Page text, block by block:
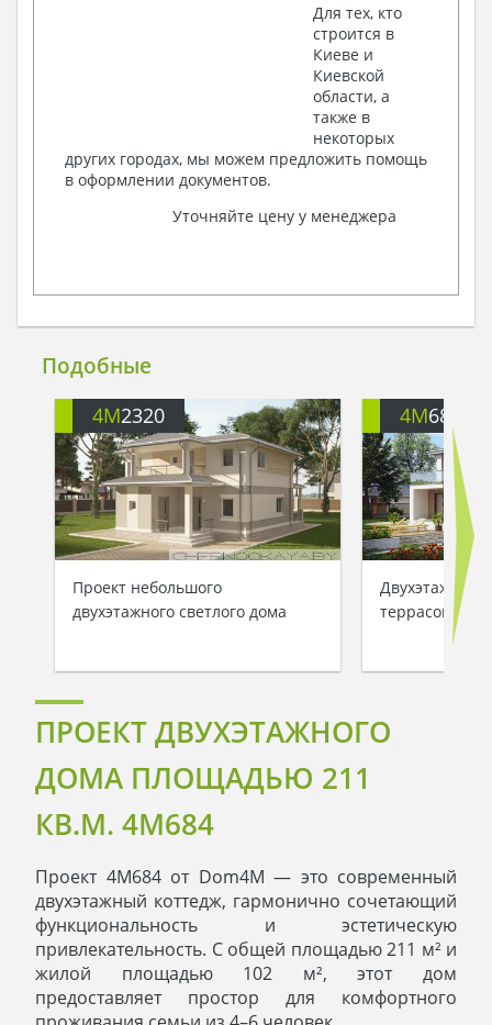
Для тех, кто
строится в
Киеве и
Киевской
области, а
также в
некоторых
других городах, мы можем предложить помощь
в оформлении документов.
Уточняйте цену у менеджера
Подобные
4M2320
Проект небольшого
двухэтажного светлого дома
4M684A
Двухэтажный
террасой
ПРОЕКТ ДВУХЭТАЖНОГО
ДОМА ПЛОЩАДЬЮ 211
КВ.М. 4M684
Проект 4M684 от Dom4M — это современный
двухэтажный коттедж, гармонично сочетающий
функциональность и эстетическую
привлекательность. С общей площадью 211 м² и
жилой площадью 102 м², этот дом
предоставляет простор для комфортного